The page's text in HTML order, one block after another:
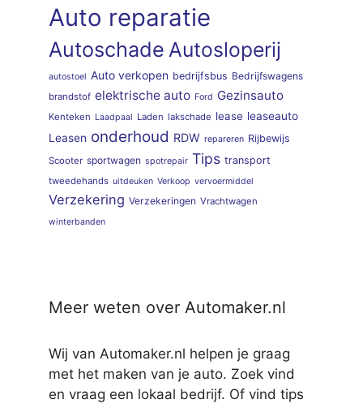
Auto reparatie
Autoschade Autosloperij
autostoel Auto verkopen bedrijfsbus Bedrijfswagens
brandstof elektrische auto Ford Gezinsauto
Kenteken Laadpaal Laden lakschade lease leaseauto
Leasen onderhoud RDW repareren Rijbewijs
Scooter sportwagen spotrepair Tips transport
tweedehands uitdeuken Verkoop vervoermiddel
Verzekering Verzekeringen Vrachtwagen
winterbanden
Meer weten over Automaker.nl
Wij van Automaker.nl helpen je graag
met het maken van je auto. Zoek vind
en vraag een lokaal bedrijf. Of vind tips